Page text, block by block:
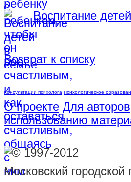
Воспитание
Возврат к списку
Консультации психолога Психологическое
О проекте Для авторов
использованию
© 1997-2012
Московский городской